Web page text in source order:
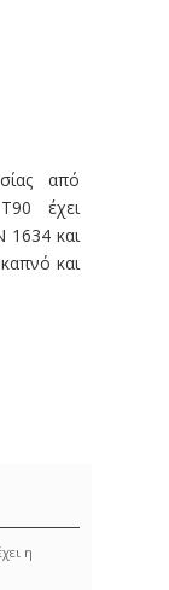
από
έχει
1634 και
και
η